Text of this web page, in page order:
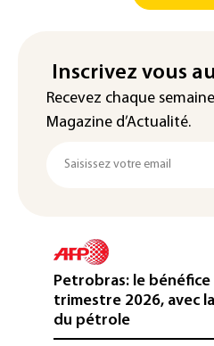
Inscrivez vous
Recevez chaque
Magazine d’Actualité.
Petrobras: le
trimestre 2026, avec
du pétrole